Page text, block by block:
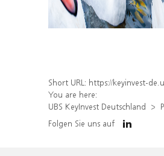
Short URL: https://keyinvest-de.ubs.com/produkt/
You are here:
UBS KeyInvest Deutschland
Folgen Sie uns auf